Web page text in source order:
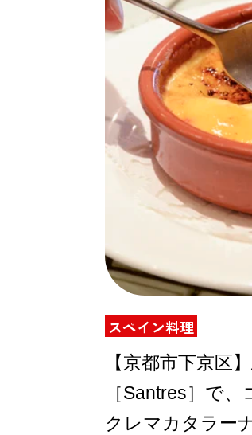
カレーが
京都おやつ
私と店の
今月の京み
京都の書店
ABOUT US
チケットプ
スペイン料理
【京都市下京区
［Santres］で
クレマカタラー